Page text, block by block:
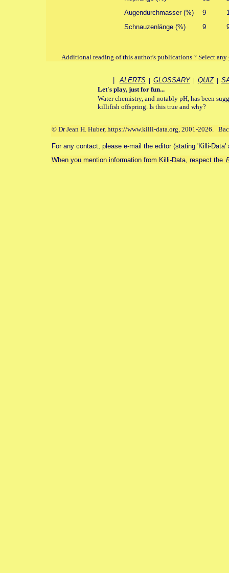
Augendurchmasser (%)
9
Schnauzenlänge (%)
9
Additional reading of this author's publications ? Select any
| ALERTS | GLOSSARY | QUIZ |
Let's play, just for fun...
Water chemistry, and notably pH, has been
killifish offspring. Is this true and why?
© Dr Jean H. Huber, https://www.killi-data.org, 2001-2026.
For any contact, please e-mail the editor (stating 'Killi-
When you mention information from Killi-Data, respect the